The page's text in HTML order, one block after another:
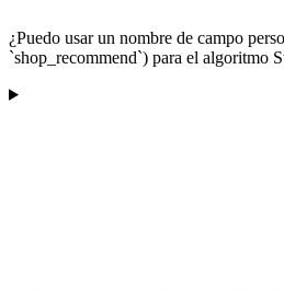
¿Puedo usar un nombre de campo
`shop_recommend`) para el algoritmo